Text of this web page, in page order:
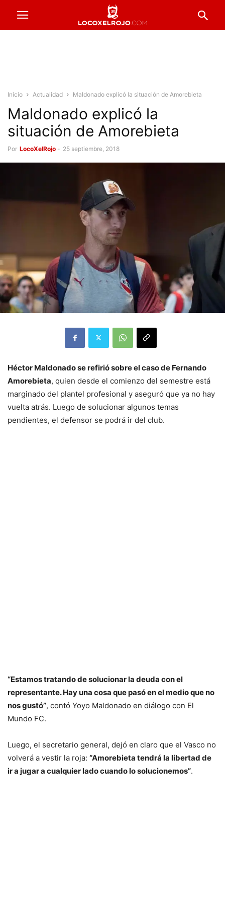
Inicio Actualidad Maldonado explicó la situación de Amorebieta
Maldonado explicó la
situación de Amorebieta
Por LocoXelRojo - 25 septiembre, 2018
Héctor Maldonado se refirió sobre el caso de Fernando
Amorebieta, quien desde el comienzo del semestre está
marginado del plantel profesional y aseguró que ya no hay
vuelta atrás. Luego de solucionar algunos temas
pendientes, el defensor se podrá ir del club.
“Estamos tratando de solucionar la deuda con el
representante. Hay una cosa que pasó en el medio que no
nos gustó”, contó Yoyo Maldonado en diálogo con El
Mundo FC.
Luego, el secretario general, dejó en claro que el Vasco no
volverá a vestir la roja: “Amorebieta tendrá la libertad de
ir a jugar a cualquier lado cuando lo solucionemos”.